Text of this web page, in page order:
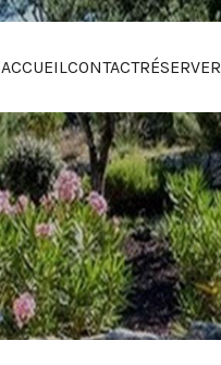
ACCUEILCONTACTRÉSERVER